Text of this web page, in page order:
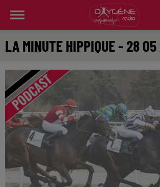
LA MINUTE HIPPIQUE - 28